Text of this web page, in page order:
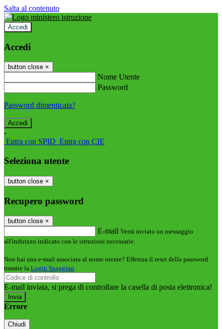
Salta al contenuto
Accedi
Accedi
button close ×
Nome Utente
Password
Password dimenticata?
-
Entra con SPID Entra con CIE
Seleziona utente
button close ×
Recupero password
button close ×
E-mail Verrà inviato un messaggio
all'indirizzo indicato con le istruzioni necessarie.
Non hai una e-mail associata al nome utente? Effettua il reset della password
tramite la Login Spaggiari
E-mail inviata, si prega di controllare la casella di posta elettronica!
Errore
Chiudi